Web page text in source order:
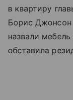
в квартиру
Борис Джонсон
назвали
обставила